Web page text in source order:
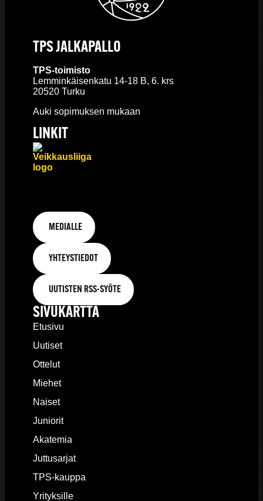
TPS JALKAPALLO
TPS-toimisto
Lemminkäisenkatu 14-18 B, 6. krs
20520 Turku
Auki sopimuksen mukaan
LINKIT
MEDIALLE
YHTEYSTIEDOT
UUTISTEN RSS-SYÖTE
SIVUKARTTA
Etusivu
Uutiset
Ottelut
Miehet
Naiset
Juniorit
Akatemia
Juttusarjat
TPS-kauppa
Yrityksille